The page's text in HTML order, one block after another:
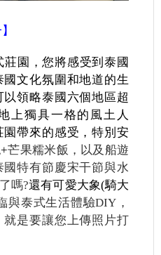
園，您將感受到泰國
文化氛圍和地道的生
領略泰國六個地區超
上獨具一格的風土人
帶來的感受，特別安
芒果糯米飯，以及船遊
特有節慶宋干節與水
嗎?還有可愛大象(騎大
與泰式生活體驗DIY，
是要讓您上傳照片打